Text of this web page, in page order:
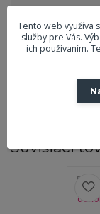
Tovar zaradený
Súvisiaci
Tento web využíva
služby pre Vás.
ich používaním.